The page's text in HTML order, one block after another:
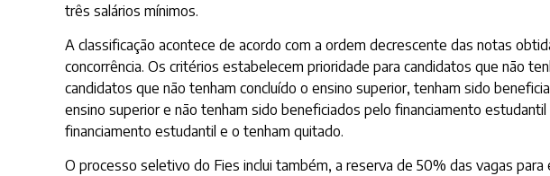
três salários mínimos.
A classificação acontece de acordo com a ordem decrescente das notas
concorrência. Os critérios estabelecem prioridade para candidatos que não
candidatos que não tenham concluído o ensino superior, tenham sido
ensino superior e não tenham sido beneficiados pelo financiamento
financiamento estudantil e o tenham quitado.
O processo seletivo do Fies inclui também, a reserva de 50% das vagas